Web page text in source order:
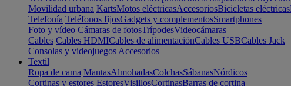
Movilidad urbana KartsMotos eléctricasAccesoriosBicicletas eléctricas
Telefonía Teléfonos fijosGadgets y complementosSmartphones
Foto y vídeo Cámaras de fotosTrípodesVideocámaras
Cables Cables HDMICables de alimentaciónCables USBCables Jack
Consolas y videojuegos Accesorios
Textil
Ropa de cama MantasAlmohadasColchasSábanasNórdicos
Cortinas y estores EstoresVisillosCortinasBarras de cortina